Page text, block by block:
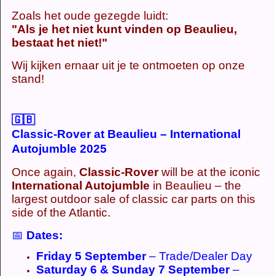
Zoals het oude gezegde luidt:
"Als je het niet kunt vinden op Beaulieu,
bestaat het niet!"
Wij kijken ernaar uit je te ontmoeten op onze
stand!
🇬🇧
Classic-Rover at Beaulieu – International
Autojumble 2025
Once again, Classic-Roverwill be at the iconic
International Autojumble in Beaulieu – the
largest outdoor sale of classic car parts on this
side of the Atlantic.
📅 Dates:
Friday 5 September– Trade/Dealer Day
Saturday 6 & Sunday 7 September–